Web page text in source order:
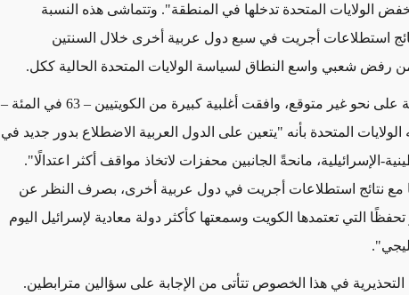
المتحدة تدخلها في المنطقة". وتتماشى هذه النسبة
استطلاعات أجريت في سبع دول عربية أخرى خلال السنتين
رفض شعبي واسع النطاق لسياسة الولايات المتحدة الحالية ككل.
وفي نتيجة أخرى مشجعة على نحو غير متوقع، وافقت أغلبية كبيرة من الكويتيين – 63 في المئة –
المتحدة بأنه "يتعين على الدول العربية الاضطلاع بدور جديد في
الإسرائيلية، مانحةً الجانبين محفزات لاتخاذ مواقف أكثر اعتدالًا".
مع نتائج استطلاعات أجريت في دول عربية أخرى، بصرف النظر عن
تحفظًا التي تعتمدها الكويت وسمعتها كأكثر دولة معادية لإسرائيل اليوم
في هذا الخصوص تتأتى من الإجابة على سؤالين مترابطين.